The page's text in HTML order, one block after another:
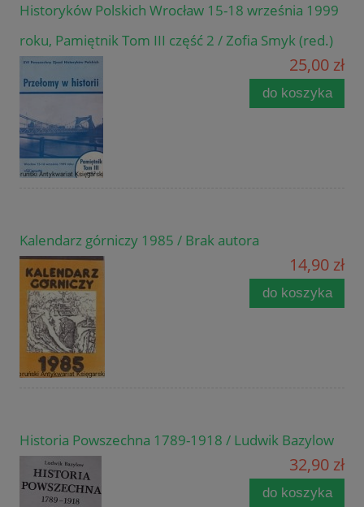
Historyków Polskich Wrocław 15-18 września 1999
roku, Pamiętnik Tom III część 2 / Zofia Smyk (red.)
25,00 zł
do koszyka
Kalendarz górniczy 1985 / Brak autora
14,90 zł
do koszyka
Historia Powszechna 1789-1918 / Ludwik Bazylow
32,90 zł
do koszyka